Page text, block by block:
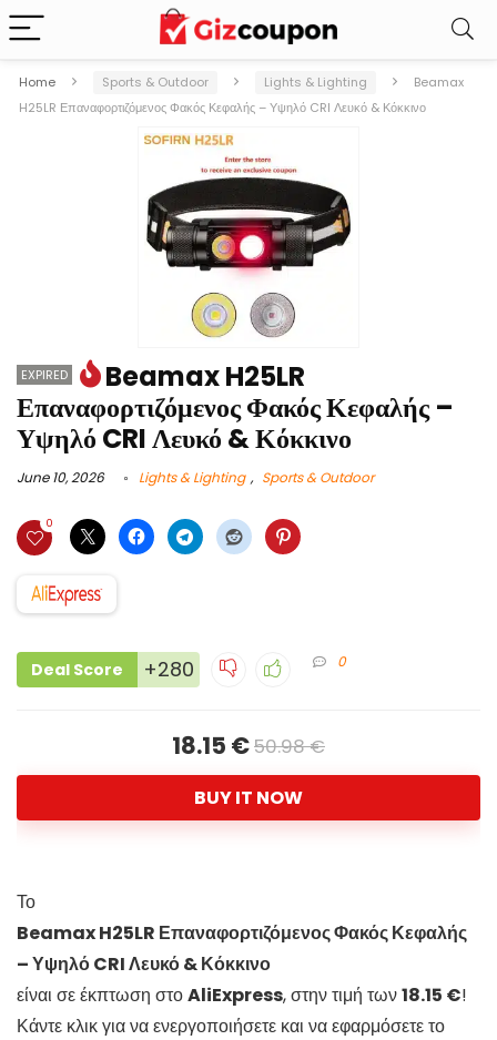
Home Sports & Outdoor Lights & Lighting
Beamax
H25LR Επαναφορτιζόμενος Φακός Κεφαλής – Υψηλό CRI Λευκό & Κόκκινο
EXPIRED
Beamax H25LR
Επαναφορτιζόμενος Φακός Κεφαλής –
Υψηλό CRI Λευκό & Κόκκινο
June 10, 2026 Lights & Lighting , Sports & Outdoor
0
Deal Score +280 0
18.15 €50.98 €
BUY IT NOW
Το
Beamax H25LR Επαναφορτιζόμενος Φακός Κεφαλής
– Υψηλό CRI Λευκό & Κόκκινο
είναι σε έκπτωση στοAliExpress, στην τιμή των18.15 €!
Κάντε κλικ για να ενεργοποιήσετε και να εφαρμόσετε το